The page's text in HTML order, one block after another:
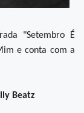
"Setembro É
e conta com a
Beatz